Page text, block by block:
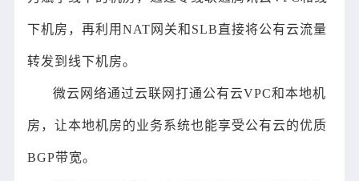
下机房，再利用NAT网关和SLB直接将公有云流量
转发到线下机房。
微云网络通过云联网打通公有云VPC和本地机
房，让本地机房的业务系统也能享受公有云的优质
BGP带宽。